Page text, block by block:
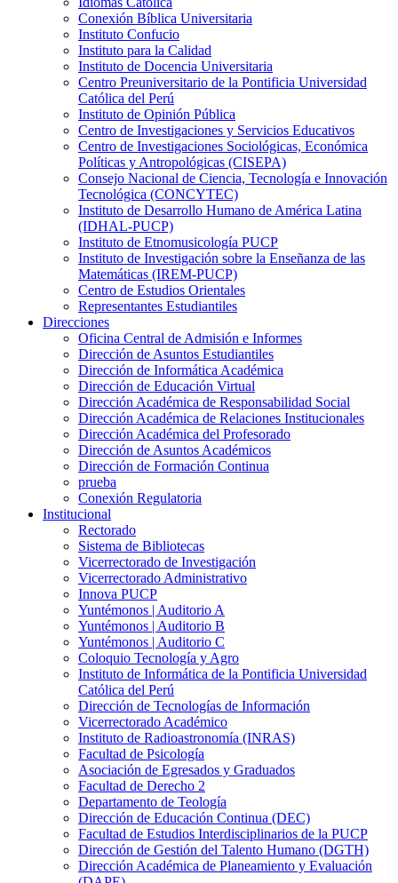
Conexión Bíblica Universitaria
Instituto Confucio
Instituto para la Calidad
Instituto de Docencia Universitaria
Centro Preuniversitario de la Pontificia Universidad
Católica del Perú
Instituto de Opinión Pública
Centro de Investigaciones y Servicios Educativos
Centro de Investigaciones Sociológicas, Económica
Políticas y Antropológicas (CISEPA)
Consejo Nacional de Ciencia, Tecnología e Innovación
Tecnológica (CONCYTEC)
Instituto de Desarrollo Humano de América Latina
(IDHAL-PUCP)
Instituto de Etnomusicología PUCP
Instituto de Investigación sobre la Enseñanza de las
Matemáticas (IREM-PUCP)
Centro de Estudios Orientales
Representantes Estudiantiles
Direcciones
Oficina Central de Admisión e Informes
Dirección de Asuntos Estudiantiles
Dirección de Informática Académica
Dirección de Educación Virtual
Dirección Académica de Responsabilidad Social
Dirección Académica de Relaciones Institucionales
Dirección Académica del Profesorado
Dirección de Asuntos Académicos
Dirección de Formación Continua
prueba
Conexión Regulatoria
Institucional
Rectorado
Sistema de Bibliotecas
Vicerrectorado de Investigación
Vicerrectorado Administrativo
Innova PUCP
Yuntémonos | Auditorio A
Yuntémonos | Auditorio B
Yuntémonos | Auditorio C
Coloquio Tecnología y Agro
Instituto de Informática de la Pontificia Universidad
Católica del Perú
Dirección de Tecnologías de Información
Vicerrectorado Académico
Instituto de Radioastronomía (INRAS)
Facultad de Psicología
Asociación de Egresados y Graduados
Facultad de Derecho 2
Departamento de Teología
Dirección de Educación Continua (DEC)
Facultad de Estudios Interdisciplinarios de la PUCP
Dirección de Gestión del Talento Humano (DGTH)
Dirección Académica de Planeamiento y Evaluación